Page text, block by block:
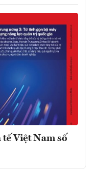
Việt Nam số